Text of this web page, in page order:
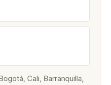
Cali, Barranquilla,